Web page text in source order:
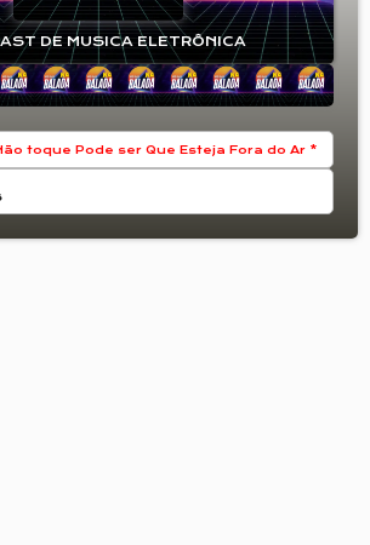
DE MUSICA ELETRÔNICA
toque Pode ser Que Esteja Fora do Ar *